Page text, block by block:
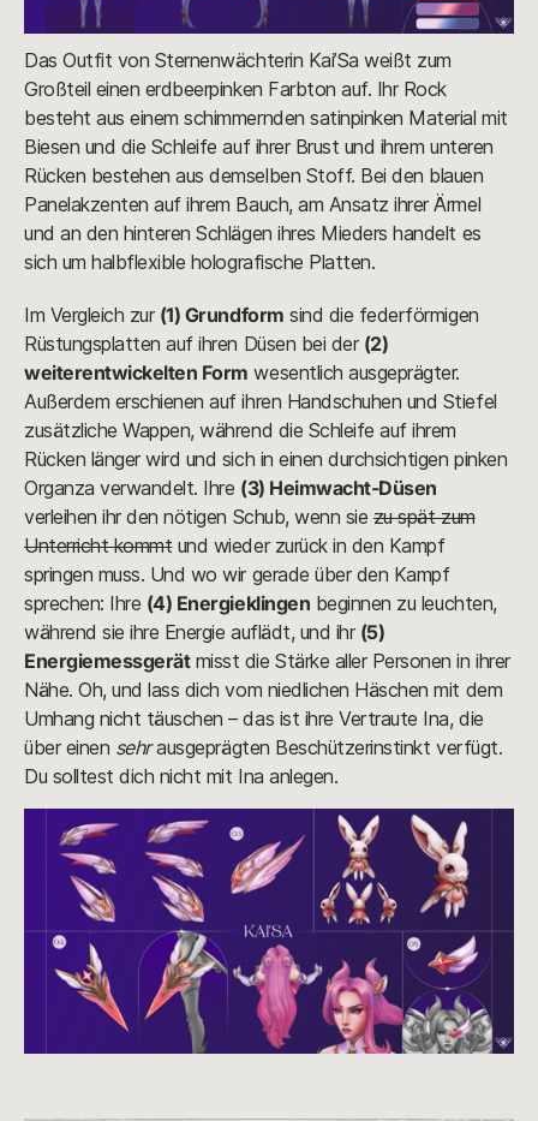
Das Outfit von Sternenwächterin Kai’Sa weißt zum
Großteil einen erdbeerpinken Farbton auf. Ihr Rock
besteht aus einem schimmernden satinpinken Material mit
Biesen und die Schleife auf ihrer Brust und ihrem unteren
Rücken bestehen aus demselben Stoff. Bei den blauen
Panelakzenten auf ihrem Bauch, am Ansatz ihrer Ärmel
und an den hinteren Schlägen ihres Mieders handelt es
sich um halbflexible holografische Platten.
Im Vergleich zur (1) Grundform sind die federförmigen
Rüstungsplatten auf ihren Düsen bei der (2)
weiterentwickelten Form wesentlich ausgeprägter.
Außerdem erschienen auf ihren Handschuhen und Stiefel
zusätzliche Wappen, während die Schleife auf ihrem
Rücken länger wird und sich in einen durchsichtigen pinken
Organza verwandelt. Ihre (3) Heimwacht-Düsen
verleihen ihr den nötigen Schub, wenn siezu spät zum
Unterricht kommtund wieder zurück in den Kampf
springen muss. Und wo wir gerade über den Kampf
sprechen: Ihre (4) Energieklingen beginnen zu leuchten,
während sie ihre Energie auflädt, und ihr (5)
Energiemessgerätmisst die Stärke aller Personen in ihrer
Nähe. Oh, und lass dich vom niedlichen Häschen mit dem
Umhang nicht täuschen – das ist ihre Vertraute Ina, die
über einen sehrausgeprägten Beschützerinstinkt verfügt.
Du solltest dich nicht mit Ina anlegen.